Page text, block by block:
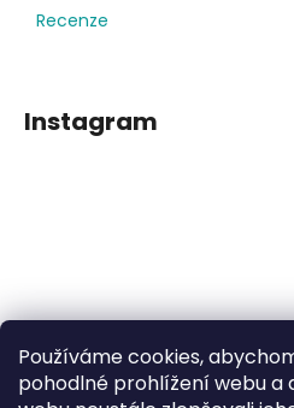
Používáme cookies,
pohodlné prohlížení webu a
Recenze
Instagram
Sledovat